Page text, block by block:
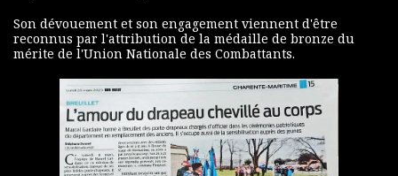
Son dévouement et son engagement viennent d'être
reconnus par l'attribution de la médaille de bronze du
mérite de l'Union Nationale des Combattants.